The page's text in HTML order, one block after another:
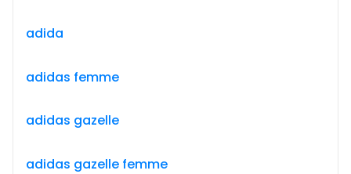
adida
adidas femme
adidas gazelle
adidas gazelle femme